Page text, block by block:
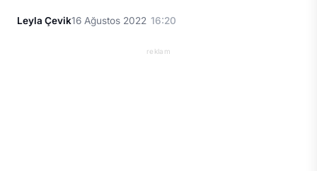
Leyla Çevik16 Ağustos 2022 16:20
reklam